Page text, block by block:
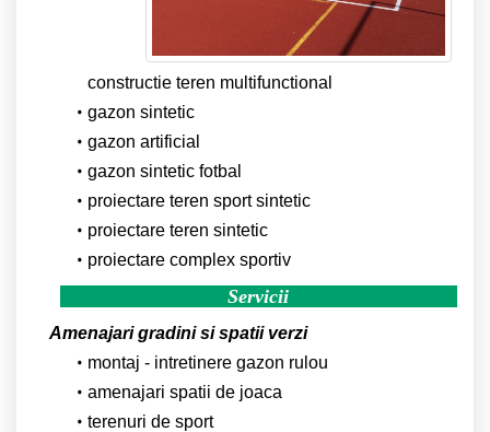
constructie teren multifunctional
gazon sintetic
gazon artificial
gazon sintetic fotbal
proiectare teren sport sintetic
proiectare teren sintetic
proiectare complex sportiv
Servicii
Amenajari gradini si spatii verzi
montaj - intretinere gazon rulou
amenajari spatii de joaca
terenuri de sport